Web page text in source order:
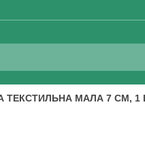
ТЕКСТИЛЬНА МАЛА 7 СМ, 1